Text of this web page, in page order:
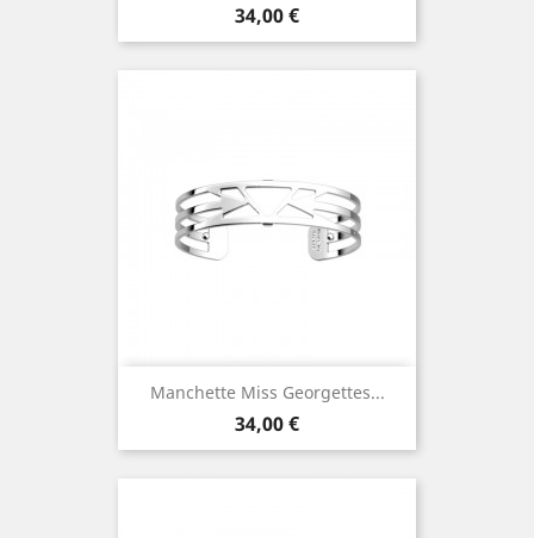
Prix
34,00 €
Manchette Miss Georgettes...
Prix
34,00 €